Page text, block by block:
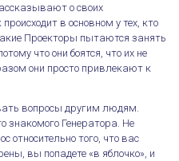
о своих
в основном у тех, кто
Проекторы пытаются занять
что они боятся, что их не
они просто привлекают к
вопросы другим людям.
знакомого Генератора. Не
относительно того, что вас
вы попадете «в яблочко», и